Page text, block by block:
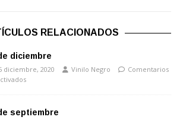
RELACIONADOS
diciembre
diciembre, 2020 Vinilo Negro
Comentarios
septiembre